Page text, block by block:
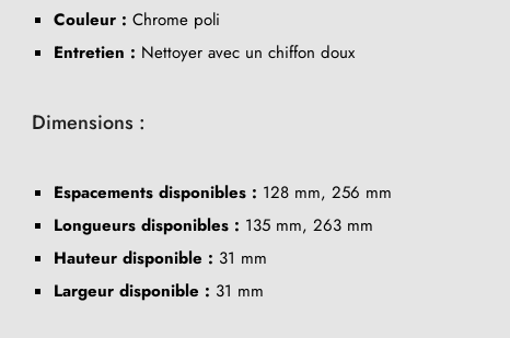
Couleur : Chrome poli
Entretien : Nettoyer avec un chiffon doux
Dimensions :
Espacements disponibles : 128 mm, 256 mm
Longueurs disponibles : 135 mm, 263 mm
Hauteur disponible : 31 mm
Largeur disponible : 31 mm